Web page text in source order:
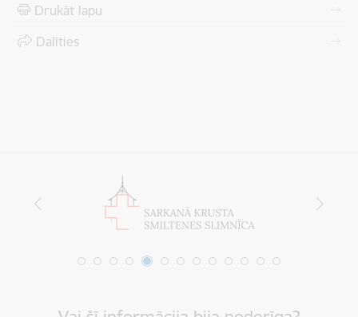
Drukāt lapu
Dalīties